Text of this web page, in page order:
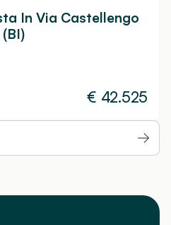
In Via Castellengo
€ 42.525